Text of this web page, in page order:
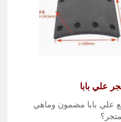
علي بابا
علي بابا مضمون وماهي